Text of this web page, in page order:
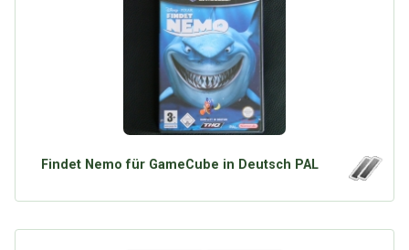
Google
Tagwolke
Findet Nemo für GameCube in Deutsch PAL